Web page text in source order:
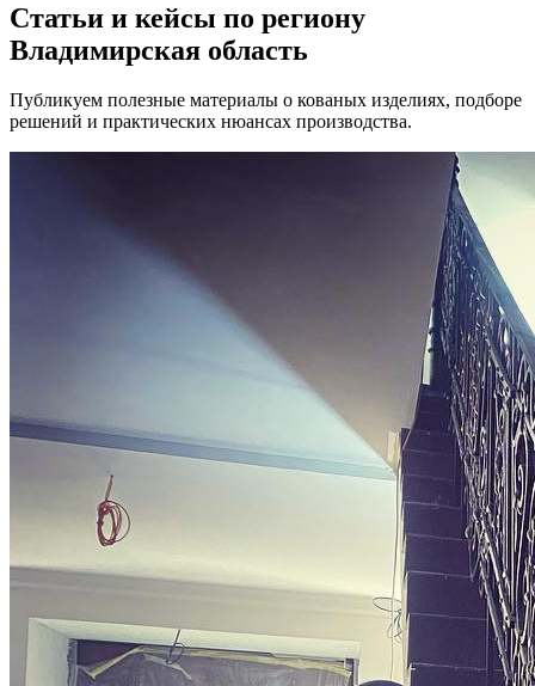
Статьи и кейсы по региону
Владимирская область
Публикуем полезные материалы о кованых изделиях, подборе
решений и практических нюансах производства.